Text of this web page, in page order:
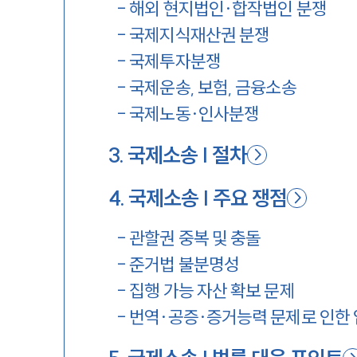
- 해외 현지법인·합작법인 분쟁
- 국제지식재산권 분쟁
- 국제투자분쟁
- 국제운송, 보험, 금융소송
- 국제노동·인사분쟁
3.국제소송 | 절차
4.국제소송 | 주요 쟁점
- 관할권 중복 및 충돌
-준거법 불분명성
- 집행 가능 자산 확보 문제
- 번역·공증·증거능력 문제로 인한